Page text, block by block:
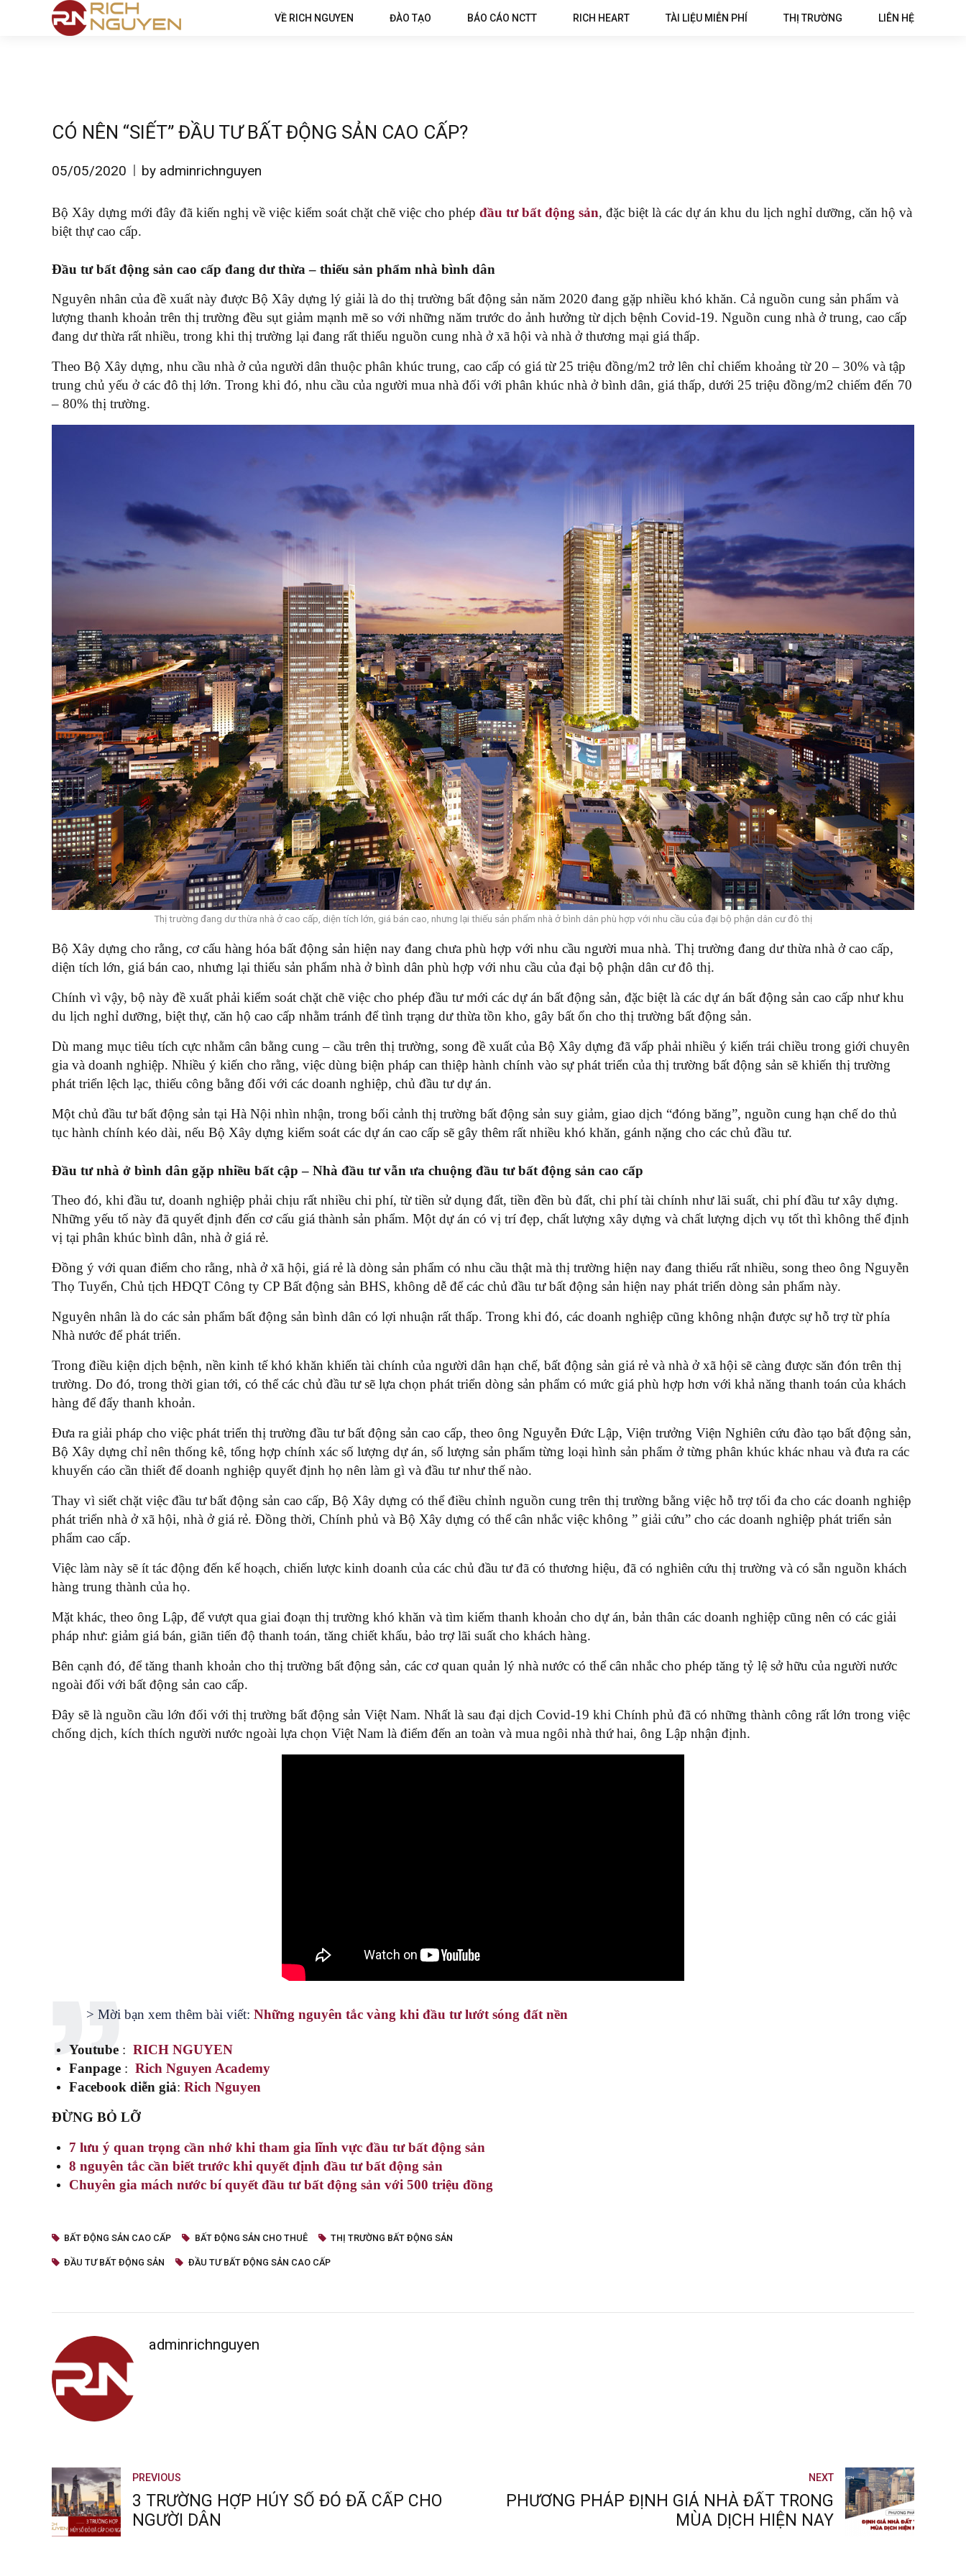
VỀ RICH NGUYEN ĐÀO TẠO BÁO CÁO NCTT RICH HEART TÀI LIỆU MIỄN PHÍ THỊ TRƯỜNG LIÊN HỆ
CÓ NÊN “SIẾT” ĐẦU TƯ BẤT ĐỘNG SẢN CAO CẤP?
05/05/2020 by adminrichnguyen
Bộ Xây dựng mới đây đã kiến nghị về việc kiểm soát chặt chẽ việc cho phép đầu tư bất động sản, đặc biệt là các dự án khu du lịch nghỉ dưỡng, căn hộ và
biệt thự cao cấp.
Đầu tư bất động sản cao cấp đang dư thừa – thiếu sản phẩm nhà bình dân
Nguyên nhân của đề xuất này được Bộ Xây dựng lý giải là do thị trường bất động sản năm 2020 đang gặp nhiều khó khăn. Cả nguồn cung sản phẩm và
lượng thanh khoản trên thị trường đều sụt giảm mạnh mẽ so với những năm trước do ảnh hưởng từ dịch bệnh Covid-19. Nguồn cung nhà ở trung, cao cấp
đang dư thừa rất nhiều, trong khi thị trường lại đang rất thiếu nguồn cung nhà ở xã hội và nhà ở thương mại giá thấp.
Theo Bộ Xây dựng, nhu cầu nhà ở của người dân thuộc phân khúc trung, cao cấp có giá từ 25 triệu đồng/m2 trở lên chỉ chiếm khoảng từ 20 – 30% và tập
trung chủ yếu ở các đô thị lớn. Trong khi đó, nhu cầu của người mua nhà đối với phân khúc nhà ở bình dân, giá thấp, dưới 25 triệu đồng/m2 chiếm đến 70
– 80% thị trường.
Thị trường đang dư thừa nhà ở cao cấp, diện tích lớn, giá bán cao, nhưng lại thiếu sản phẩm nhà ở bình dân phù hợp với nhu cầu của đại bộ phận dân cư đô thị
Bộ Xây dựng cho rằng, cơ cấu hàng hóa bất động sản hiện nay đang chưa phù hợp với nhu cầu người mua nhà. Thị trường đang dư thừa nhà ở cao cấp,
diện tích lớn, giá bán cao, nhưng lại thiếu sản phẩm nhà ở bình dân phù hợp với nhu cầu của đại bộ phận dân cư đô thị.
Chính vì vậy, bộ này đề xuất phải kiểm soát chặt chẽ việc cho phép đầu tư mới các dự án bất động sản, đặc biệt là các dự án bất động sản cao cấp như khu
du lịch nghỉ dưỡng, biệt thự, căn hộ cao cấp nhằm tránh để tình trạng dư thừa tồn kho, gây bất ổn cho thị trường bất động sản.
Dù mang mục tiêu tích cực nhằm cân bằng cung – cầu trên thị trường, song đề xuất của Bộ Xây dựng đã vấp phải nhiều ý kiến trái chiều trong giới chuyên
gia và doanh nghiệp. Nhiều ý kiến cho rằng, việc dùng biện pháp can thiệp hành chính vào sự phát triển của thị trường bất động sản sẽ khiến thị trường
phát triển lệch lạc, thiếu công bằng đối với các doanh nghiệp, chủ đầu tư dự án.
Một chủ đầu tư bất động sản tại Hà Nội nhìn nhận, trong bối cảnh thị trường bất động sản suy giảm, giao dịch “đóng băng”, nguồn cung hạn chế do thủ
tục hành chính kéo dài, nếu Bộ Xây dựng kiểm soát các dự án cao cấp sẽ gây thêm rất nhiều khó khăn, gánh nặng cho các chủ đầu tư.
Đầu tư nhà ở bình dân gặp nhiều bất cập – Nhà đầu tư vẫn ưa chuộng đầu tư bất động sản cao cấp
Theo đó, khi đầu tư, doanh nghiệp phải chịu rất nhiều chi phí, từ tiền sử dụng đất, tiền đền bù đất, chi phí tài chính như lãi suất, chi phí đầu tư xây dựng.
Những yếu tố này đã quyết định đến cơ cấu giá thành sản phẩm. Một dự án có vị trí đẹp, chất lượng xây dựng và chất lượng dịch vụ tốt thì không thể định
vị tại phân khúc bình dân, nhà ở giá rẻ.
Đồng ý với quan điểm cho rằng, nhà ở xã hội, giá rẻ là dòng sản phẩm có nhu cầu thật mà thị trường hiện nay đang thiếu rất nhiều, song theo ông Nguyễn
Thọ Tuyển, Chủ tịch HĐQT Công ty CP Bất động sản BHS, không dễ để các chủ đầu tư bất động sản hiện nay phát triển dòng sản phẩm này.
Nguyên nhân là do các sản phẩm bất động sản bình dân có lợi nhuận rất thấp. Trong khi đó, các doanh nghiệp cũng không nhận được sự hỗ trợ từ phía
Nhà nước để phát triển.
Trong điều kiện dịch bệnh, nền kinh tế khó khăn khiến tài chính của người dân hạn chế, bất động sản giá rẻ và nhà ở xã hội sẽ càng được săn đón trên thị
trường. Do đó, trong thời gian tới, có thể các chủ đầu tư sẽ lựa chọn phát triển dòng sản phẩm có mức giá phù hợp hơn với khả năng thanh toán của khách
hàng để đẩy thanh khoản.
Đưa ra giải pháp cho việc phát triển thị trường đầu tư bất động sản cao cấp, theo ông Nguyễn Đức Lập, Viện trưởng Viện Nghiên cứu đào tạo bất động sản,
Bộ Xây dựng chỉ nên thống kê, tổng hợp chính xác số lượng dự án, số lượng sản phẩm từng loại hình sản phẩm ở từng phân khúc khác nhau và đưa ra các
khuyến cáo cần thiết để doanh nghiệp quyết định họ nên làm gì và đầu tư như thế nào.
Thay vì siết chặt việc đầu tư bất động sản cao cấp, Bộ Xây dựng có thể điều chỉnh nguồn cung trên thị trường bằng việc hỗ trợ tối đa cho các doanh nghiệp
phát triển nhà ở xã hội, nhà ở giá rẻ. Đồng thời, Chính phủ và Bộ Xây dựng có thể cân nhắc việc không ” giải cứu” cho các doanh nghiệp phát triển sản
phẩm cao cấp.
Việc làm này sẽ ít tác động đến kế hoạch, chiến lược kinh doanh của các chủ đầu tư đã có thương hiệu, đã có nghiên cứu thị trường và có sẵn nguồn khách
hàng trung thành của họ.
Mặt khác, theo ông Lập, để vượt qua giai đoạn thị trường khó khăn và tìm kiếm thanh khoản cho dự án, bản thân các doanh nghiệp cũng nên có các giải
pháp như: giảm giá bán, giãn tiến độ thanh toán, tăng chiết khấu, bảo trợ lãi suất cho khách hàng.
Bên cạnh đó, để tăng thanh khoản cho thị trường bất động sản, các cơ quan quản lý nhà nước có thể cân nhắc cho phép tăng tỷ lệ sở hữu của người nước
ngoài đối với bất động sản cao cấp.
Đây sẽ là nguồn cầu lớn đối với thị trường bất động sản Việt Nam. Nhất là sau đại dịch Covid-19 khi Chính phủ đã có những thành công rất lớn trong việc
chống dịch, kích thích người nước ngoài lựa chọn Việt Nam là điểm đến an toàn và mua ngôi nhà thứ hai, ông Lập nhận định.
> Mời bạn xem thêm bài viết: Những nguyên tắc vàng khi đầu tư lướt sóng đất nền
Youtube : RICH NGUYEN
Fanpage : Rich Nguyen Academy
Facebook diễn giả: Rich Nguyen
ĐỪNG BỎ LỠ
7 lưu ý quan trọng cần nhớ khi tham gia lĩnh vực đầu tư bất động sản
8 nguyên tắc cần biết trước khi quyết định đầu tư bất động sản
Chuyên gia mách nước bí quyết đầu tư bất động sản với 500 triệu đồng
BẤT ĐỘNG SẢN CAO CẤP BẤT ĐỘNG SẢN CHO THUÊ THỊ TRƯỜNG BẤT ĐỘNG SẢN
ĐẦU TƯ BẤT ĐỘNG SẢN ĐẦU TƯ BẤT ĐỘNG SẢN CAO CẤP
adminrichnguyen
PREVIOUS
3 TRƯỜNG HỢP HỦY SỔ ĐỎ ĐÃ CẤP CHO
NGƯỜI DÂN
NEXT
PHƯƠNG PHÁP ĐỊNH GIÁ NHÀ ĐẤT TRONG
MÙA DỊCH HIỆN NAY